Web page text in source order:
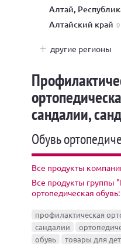
Алтай,
Алтайский край 0
другие регионы
сандалии,
Обувь
Все продукты
Все продукты группы
ортопедическая
профилактическая
сандалии
обувь
товары для